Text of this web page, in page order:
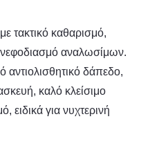
τακτικό καθαρισμό,
αναλωσίμων.
αντιολισθητικό δάπεδο,
καλό κλείσιμο
ειδικά για νυχτερινή